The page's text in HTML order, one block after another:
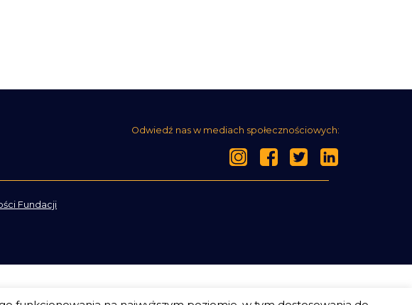
Odwiedź nas w mediach społecznościowych:
Fundacji